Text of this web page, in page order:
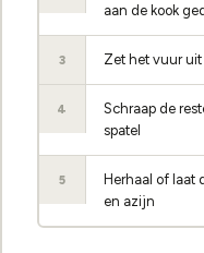
aan de kook
3 Zet het vuur
4
Schraap de
spatel
5
Herhaal of laat
en azijn